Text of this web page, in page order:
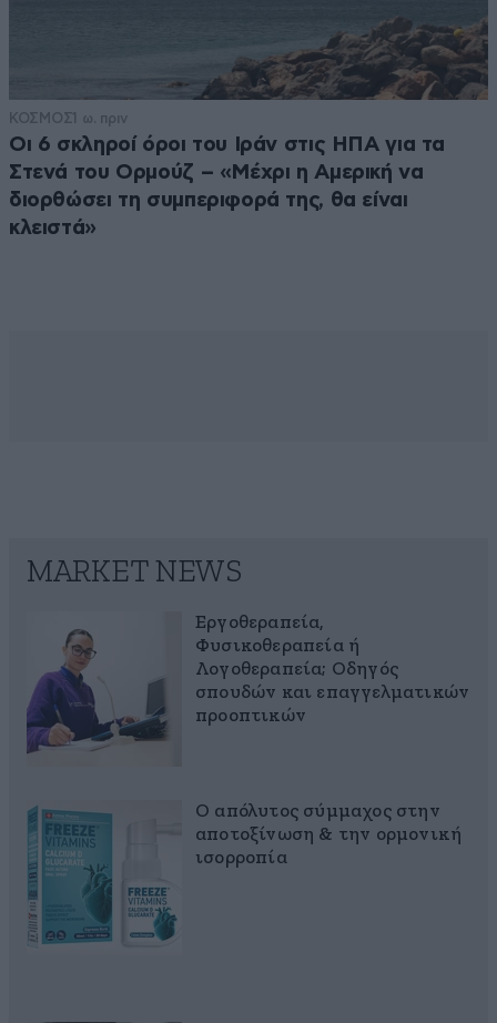
ΚΟΣΜΟΣ1 ω. πριν
Οι 6 σκληροί όροι του Ιράν στις ΗΠΑ για τα
Στενά του Ορμούζ – «Μέχρι η Αμερική να
διορθώσει τη συμπεριφορά της, θα είναι
κλειστά»
MARKET NEWS
Εργοθεραπεία,
Φυσικοθεραπεία ή
Λογοθεραπεία; Οδηγός
σπουδών και επαγγελματικών
προοπτικών
Ο απόλυτος σύμμαχος στην
αποτοξίνωση & την ορμονική
ισορροπία